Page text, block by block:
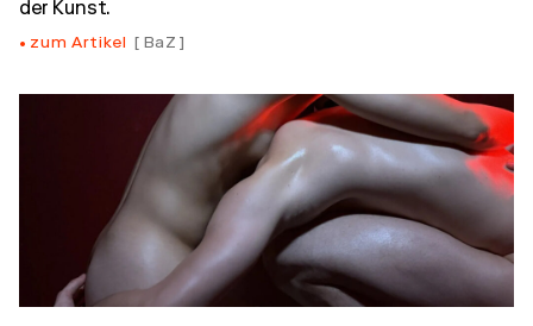
der Kunst.
zum Artikel BaZ